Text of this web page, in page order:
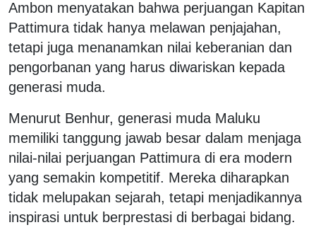
Ambon menyatakan bahwa perjuangan Kapitan
Pattimura tidak hanya melawan penjajahan,
tetapi juga menanamkan nilai keberanian dan
pengorbanan yang harus diwariskan kepada
generasi muda.
Menurut Benhur, generasi muda Maluku
memiliki tanggung jawab besar dalam menjaga
nilai-nilai perjuangan Pattimura di era modern
yang semakin kompetitif. Mereka diharapkan
tidak melupakan sejarah, tetapi menjadikannya
inspirasi untuk berprestasi di berbagai bidang.